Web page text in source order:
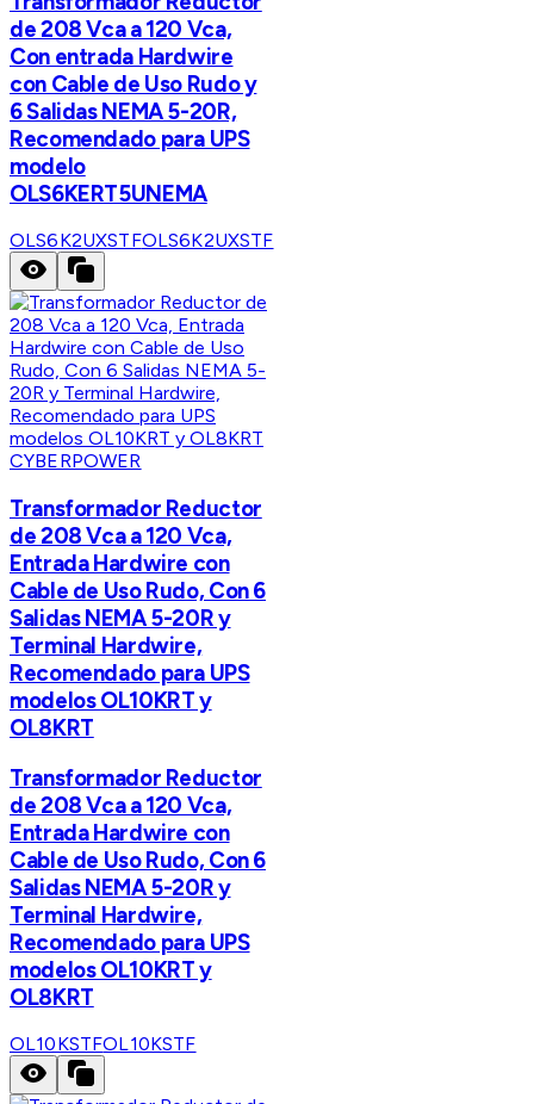
de 208 Vca a 120 Vca,
Con entrada Hardwire
con Cable de Uso Rudo y
6 Salidas NEMA 5-20R,
Recomendado para UPS
modelo
OLS6KERT5UNEMA
OLS6K2UXSTFOLS6K2UXSTF
CYBERPOWER
Transformador Reductor
de 208 Vca a 120 Vca,
Entrada Hardwire con
Cable de Uso Rudo, Con 6
Salidas NEMA 5-20R y
Terminal Hardwire,
Recomendado para UPS
modelos OL10KRT y
OL8KRT
Transformador Reductor
de 208 Vca a 120 Vca,
Entrada Hardwire con
Cable de Uso Rudo, Con 6
Salidas NEMA 5-20R y
Terminal Hardwire,
Recomendado para UPS
modelos OL10KRT y
OL8KRT
OL10KSTFOL10KSTF